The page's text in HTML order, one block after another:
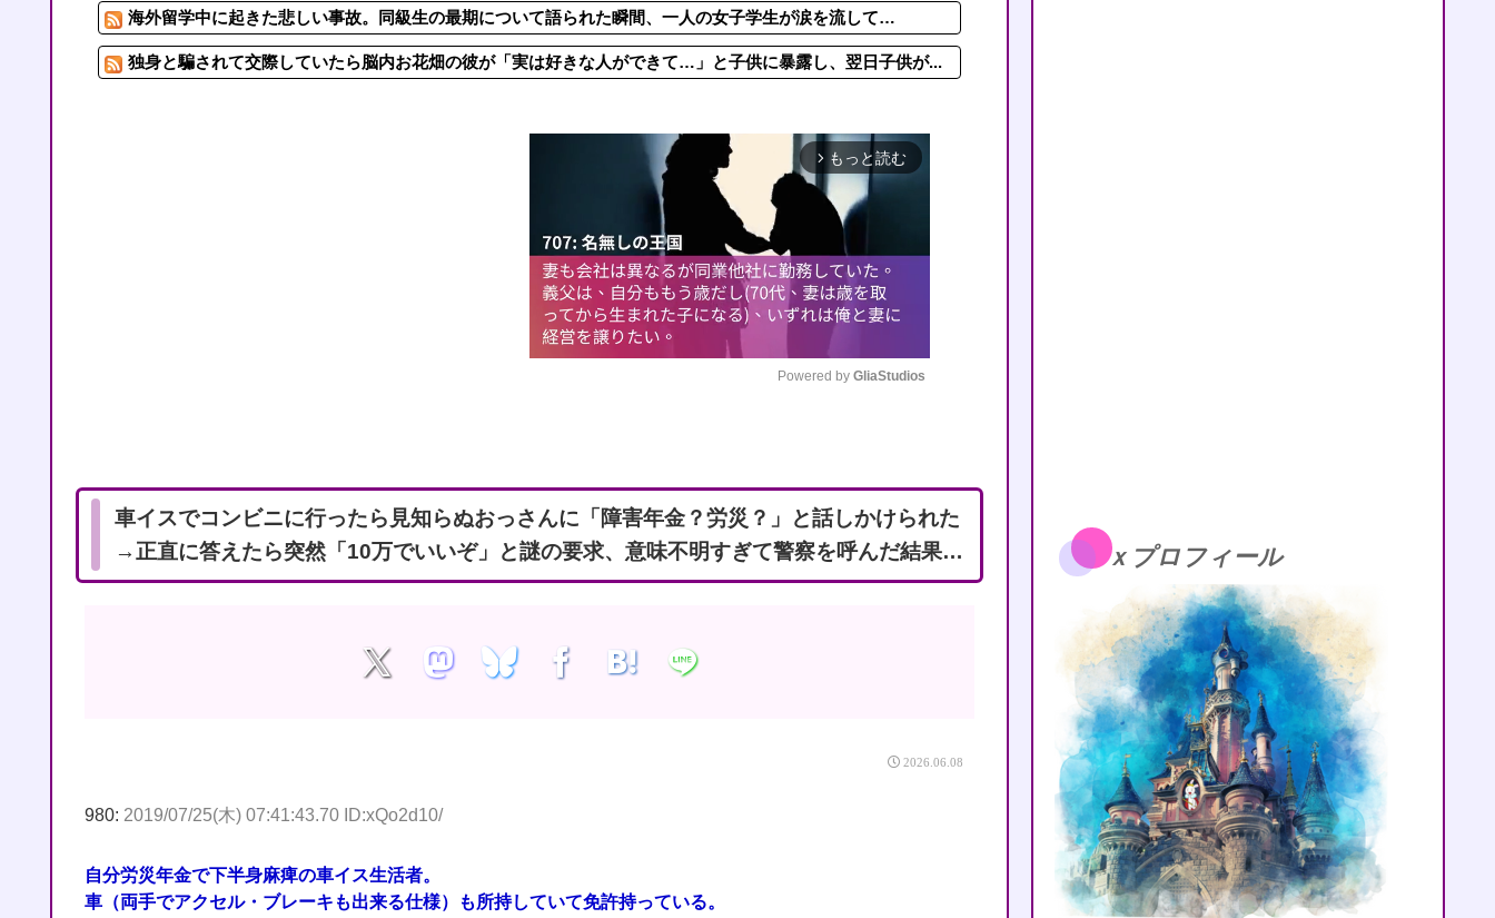
海外留学中に起きた悲しい事故。同級生の最期について語られた瞬間、一人の女子学生が涙を流して…
独身と騙されて交際していたら脳内お花畑の彼が「実は好きな人ができて…」と子供に暴露し、翌日子供が...
arrow_forward_ios もっと読む
e
Powered by GliaStudios
車イスでコンビニに行ったら見知らぬおっさんに「障害年金？労災？」と話しかけられた
→正直に答えたら突然「10万でいいぞ」と謎の要求、意味不明すぎて警察を呼んだ結果…
2026.06.08
980: 2019/07/25(木) 07:41:43.70 ID:xQo2d10/
自分労災年金で下半身麻痺の車イス生活者。
車（両手でアクセル・ブレーキも出来る仕様）も所持していて免許持っている。
ｘプロフィール